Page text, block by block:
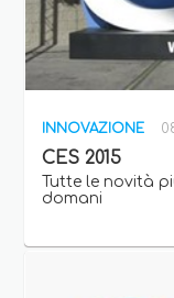
INNOVAZIONE
CES 2015
Tutte le novità
domani